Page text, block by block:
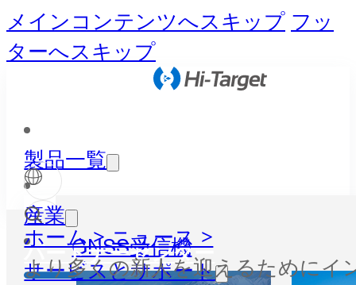
メインコンテンツへスキップ フッ
ターへスキップ
製品一覧
GNSS受信機
産業
サービスとサポート
パートナーセンター
ホーム >ニュース >
より多くの新人を迎えるためにイ